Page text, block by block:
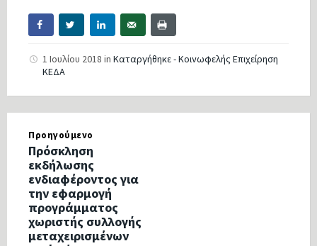
1 Ιουλίου 2018 in Καταργήθηκε - Κοινωφελής Επιχείρηση
ΚΕΔΑ
Προηγούμενο
Πρόσκληση
εκδήλωσης
ενδιαφέροντος για
την εφαρμογή
προγράμματος
χωριστής συλλογής
μεταχειρισμένων